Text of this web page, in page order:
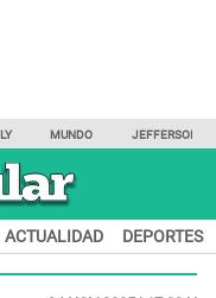
MUNDO JEFFERSON
ACTUALIDAD DEPORTES